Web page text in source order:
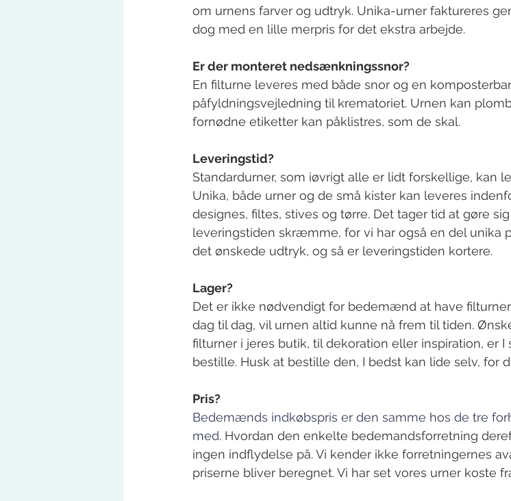
om urnens farver og udtryk. Unika-urner faktureres
dog med en lille merpris for det ekstra arbejde.
Er der monteret nedsænkningssnor?
En filturne leveres med både snor og en
påfyldningsvejledning til krematoriet. Urnen kan
fornødne etiketter kan påklistres, som de skal.
Leveringstid?
Standardurner, som iøvrigt alle er lidt forskellige, kan
Unika, både urner og de små kister kan leveres
designes, filtes, stives og tørre. Det tager tid at gøre
leveringstiden skræmme, for vi har også en del unika
det ønskede udtryk, og så er leveringstiden kortere.
Lager?
Det er ikke nødvendigt for bedemænd at have
dag til dag, vil urnen altid kunne nå frem til tiden.
filturner i jeres butik, til dekoration eller inspiration, er
bestille. Husk at bestille den, I bedst kan lide selv, for
Pris?
Bedemænds indkøbspris er den samme hos de tre
med. Hvordan den enkelte bedemandsforretning
ingen indflydelse på. Vi kender ikke forretningernes
priserne bliver beregnet. Vi har set vores urner koste